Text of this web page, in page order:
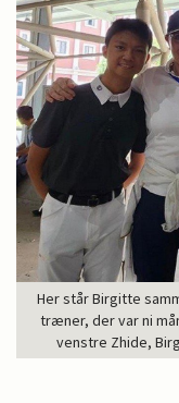
Her står Birgitte
træner, der var ni
venstre Zhide,